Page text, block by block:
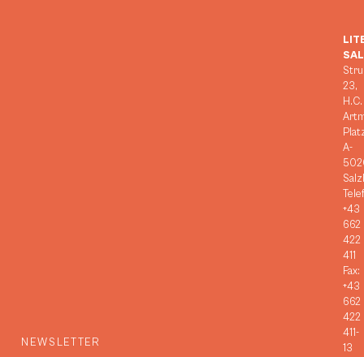
NEWSLETTER
23,
H.C.
A-
+43
662
422
411
Fax:
+43
662
422
411-
13